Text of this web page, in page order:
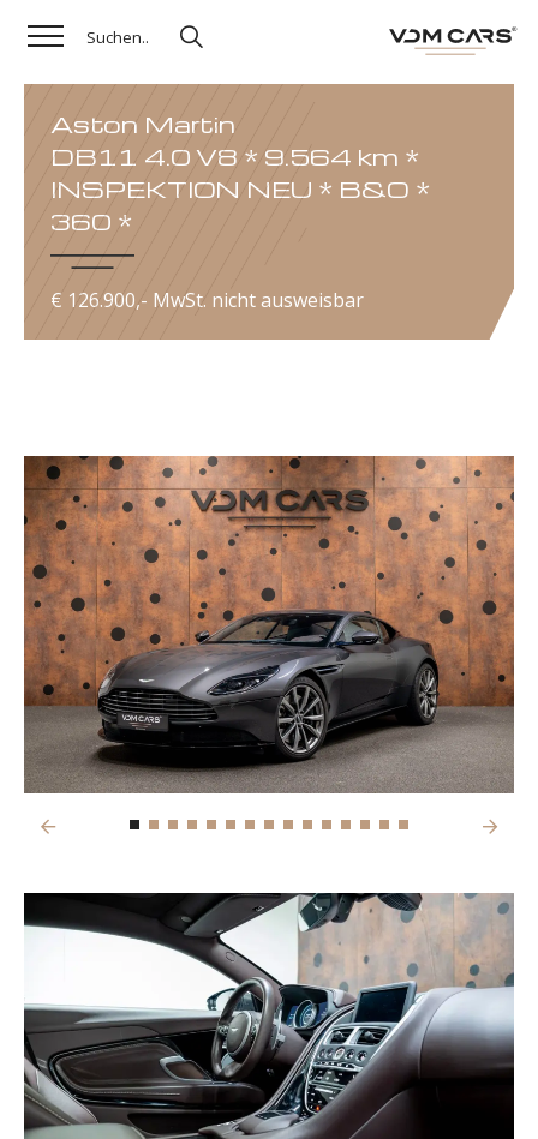
Aston Martin
DB11 4.0 V8 * 9.564 km *
INSPEKTION NEU * B&O *
360 *
€ 126.900,- MwSt. nicht ausweisbar
Previous Next